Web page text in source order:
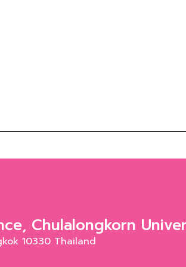
Chulalongkorn
10330 Thailand